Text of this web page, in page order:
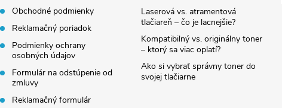
Obchodné podmienky
Reklamačný poriadok
Podmienky ochrany
osobných údajov
Formulár na odstúpenie od
zmluvy
Reklamačný formulár
Laserová vs. atramentová
tlačiareň – čo je lacnejšie?
Kompatibilný vs. originálny toner
– ktorý sa viac oplatí?
Ako si vybrať správny toner do
svojej tlačiarne